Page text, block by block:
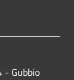
- Gubbio